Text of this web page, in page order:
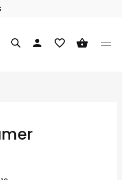
aan huis
person favorite_border shopping_basket